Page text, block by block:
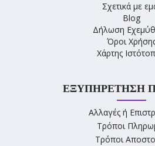
Σχετικά με
Blog
Δήλωση
Όροι
Χάρτης
ΕΞΥΠΗΡΈΤΗΣΗ
Αλλαγές ή
Τρόποι
Τρόποι